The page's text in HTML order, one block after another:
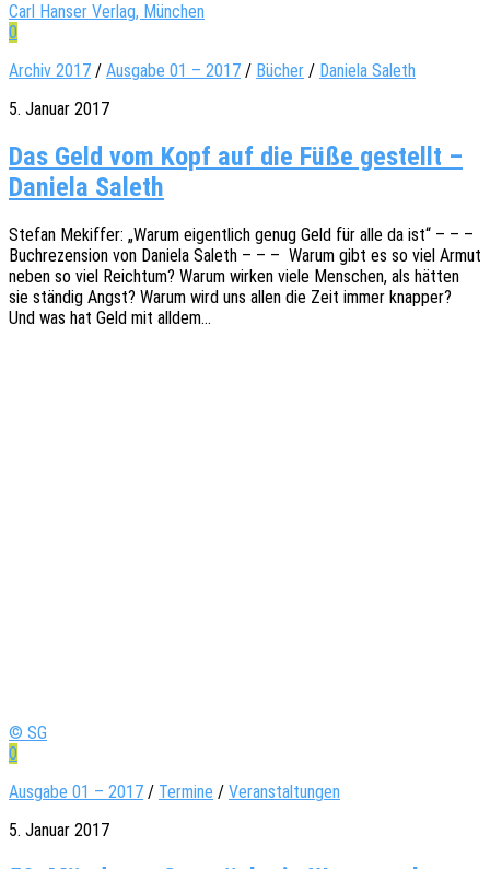
Carl Hanser Verlag, München
0
Archiv 2017 / Ausgabe 01 – 2017 / Bücher / Daniela Saleth
5. Januar 2017
Das Geld vom Kopf auf die Füße gestellt –
Daniela Saleth
Stefan Mekif­fer: „Warum eigent­lich genug Geld für alle da ist“ – – –
Buch­re­zen­si­on von Danie­la Saleth – – – Warum gibt es so viel Armut
neben so viel Reich­tum? Warum wirken viele Menschen, als hätten
sie stän­dig Angst? Warum wird uns allen die Zeit immer knap­per?
Und was hat Geld mit alldem…
© SG
0
Ausgabe 01 – 2017 / Termine / Veranstaltungen
5. Januar 2017